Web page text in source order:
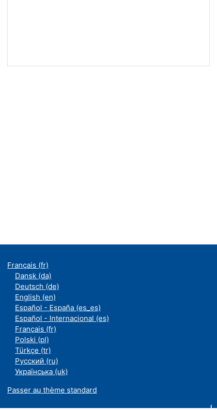
Français ‎(fr)‎
Dansk ‎(da)‎
Deutsch ‎(de)‎
English ‎(en)‎
Español - España ‎(es_es)‎
Español - Internacional ‎(es)‎
Français ‎(fr)‎
Polski ‎(pl)‎
Türkçe ‎(tr)‎
Русский ‎(ru)‎
Українська ‎(uk)‎
Passer au thème standard